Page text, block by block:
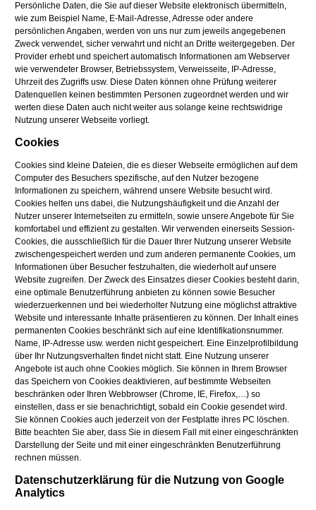
Persönliche Daten, die Sie auf dieser Website elektronisch übermitteln,
wie zum Beispiel Name, E-Mail-Adresse, Adresse oder andere
persönlichen Angaben, werden von uns nur zum jeweils angegebenen
Zweck verwendet, sicher verwahrt und nicht an Dritte weitergegeben. Der
Provider erhebt und speichert automatisch Informationen am Webserver
wie verwendeter Browser, Betriebssystem, Verweisseite, IP-Adresse,
Uhrzeit des Zugriffs usw. Diese Daten können ohne Prüfung weiterer
Datenquellen keinen bestimmten Personen zugeordnet werden und wir
werten diese Daten auch nicht weiter aus solange keine rechtswidrige
Nutzung unserer Webseite vorliegt.
Cookies
Cookies sind kleine Dateien, die es dieser Webseite ermöglichen auf dem
Computer des Besuchers spezifische, auf den Nutzer bezogene
Informationen zu speichern, während unsere Website besucht wird.
Cookies helfen uns dabei, die Nutzungshäufigkeit und die Anzahl der
Nutzer unserer Internetseiten zu ermitteln, sowie unsere Angebote für Sie
komfortabel und effizient zu gestalten. Wir verwenden einerseits Session-
Cookies, die ausschließlich für die Dauer Ihrer Nutzung unserer Website
zwischengespeichert werden und zum anderen permanente Cookies, um
Informationen über Besucher festzuhalten, die wiederholt auf unsere
Website zugreifen. Der Zweck des Einsatzes dieser Cookies besteht darin,
eine optimale Benutzerführung anbieten zu können sowie Besucher
wiederzuerkennen und bei wiederholter Nutzung eine möglichst attraktive
Website und interessante Inhalte präsentieren zu können. Der Inhalt eines
permanenten Cookies beschränkt sich auf eine Identifikationsnummer.
Name, IP-Adresse usw. werden nicht gespeichert. Eine Einzelprofilbildung
über Ihr Nutzungsverhalten findet nicht statt. Eine Nutzung unserer
Angebote ist auch ohne Cookies möglich. Sie können in Ihrem Browser
das Speichern von Cookies deaktivieren, auf bestimmte Webseiten
beschränken oder Ihren Webbrowser (Chrome, IE, Firefox,…) so
einstellen, dass er sie benachrichtigt, sobald ein Cookie gesendet wird.
Sie können Cookies auch jederzeit von der Festplatte ihres PC löschen.
Bitte beachten Sie aber, dass Sie in diesem Fall mit einer eingeschränkten
Darstellung der Seite und mit einer eingeschränkten Benutzerführung
rechnen müssen.
Datenschutzerklärung für die Nutzung von Google
Analytics